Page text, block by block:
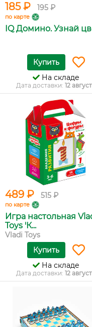
185 ₽ 195 ₽
по карте
IQ Домино. Узнай
Купить
На складе
Дата доставки: 12
489 ₽ 515 ₽
по карте
Игра настольная
Toys 'К...
Vladi Toys
Купить
На складе
Дата доставки: 12